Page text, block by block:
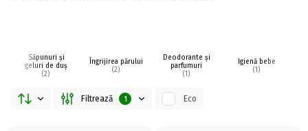
Săpunuri și
geluri de duș
(2)
Îngrijirea părului
(2)
Deodorante și
parfumuri
(1)
Igienă bebe
(1)
Filtrează 1 Eco